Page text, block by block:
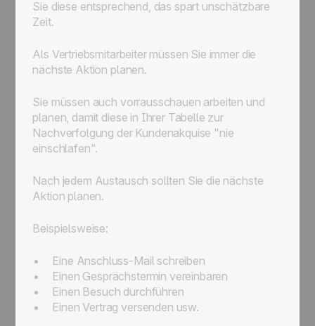
Sie diese entsprechend, das spart unschätzbare
Zeit.
Als Vertriebsmitarbeiter müssen Sie immer die
nächste Aktion planen.
Sie müssen auch vorrausschauen arbeiten und
planen, damit diese in Ihrer Tabelle zur
Nachverfolgung der Kundenakquise "nie
einschlafen".
Nach jedem Austausch sollten Sie die nächste
Aktion planen.
Beispielsweise:
Eine Anschluss-Mail schreiben
Einen Gesprächstermin vereinbaren
Einen Besuch durchführen
Einen Vertrag versenden usw.